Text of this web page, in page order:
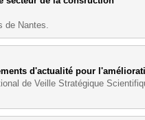
de Nantes.
d'actualité pour
de Veille Stratégique